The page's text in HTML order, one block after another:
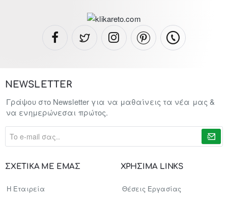
ΣΧΕΤΙΚΑ ΜΕ ΕΜΑΣ
Η Εταιρεία
ΧΡΗΣΙΜΑ LINKS
Θέσεις Εργασίας
NEWSLETTER
Γράψου στο Newsletter για να μαθαίνεις τα νέα μας &
να ενημερώνεσαι πρώτος.
σας..